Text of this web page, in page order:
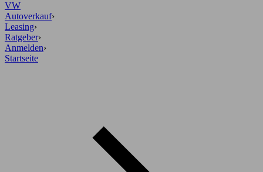
VW
Autoverkauf›
Leasing›
Ratgeber›
Anmelden›
Startseite